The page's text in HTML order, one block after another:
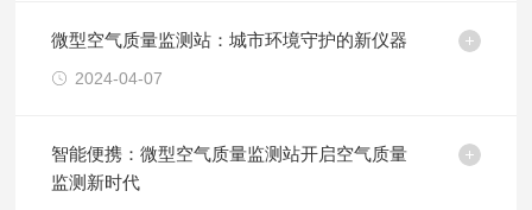
微型空气质量监测站：城市环境守护的新仪器
2024-04-07
智能便携：微型空气质量监测站开启空气质量
监测新时代